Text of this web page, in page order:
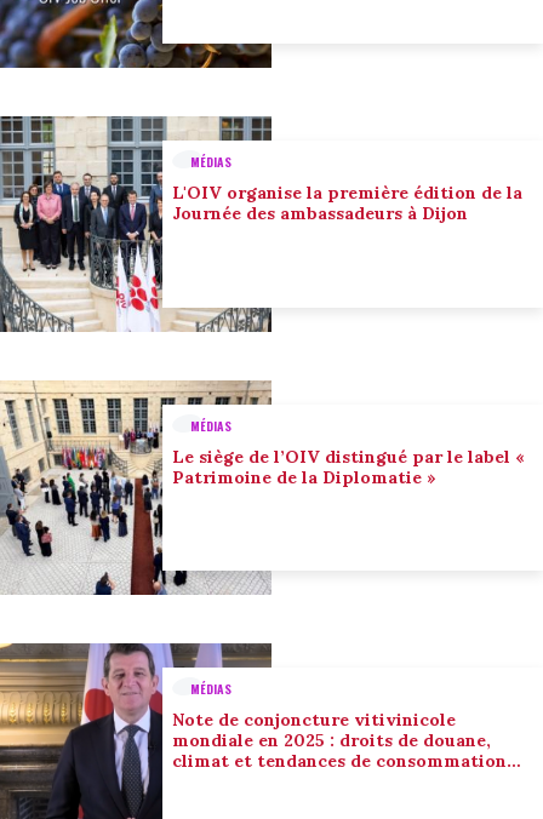
MÉDIAS
L'OIV organise la première édition de la
Journée des ambassadeurs à Dijon
MÉDIAS
Le siège de l’OIV distingué par le label «
Patrimoine de la Diplomatie »
MÉDIAS
Note de conjoncture vitivinicole
mondiale en 2025 : droits de douane,
climat et tendances de consommation